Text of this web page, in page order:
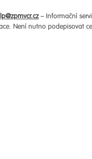
– Informační
Není nutno podepisovat